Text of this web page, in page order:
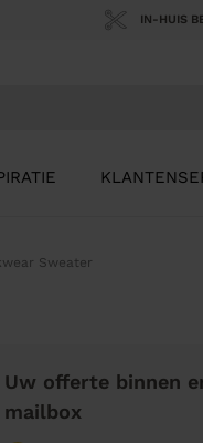
IN-HUIS
Sweater
Uw offerte binnen
mailbox